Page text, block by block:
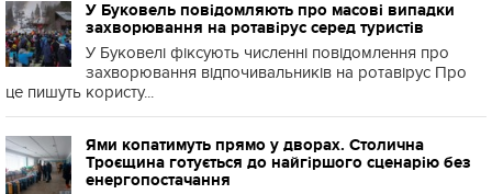
У Буковель повідомляють про масові випадки
захворювання на ротавірус серед туристів
У Буковелі фіксують численні повідомлення про
захворювання відпочивальників на ротавірус Про
це пишуть користу...
Ями копатимуть прямо у дворах. Столична
Троєщина готується до найгіршого сценарію без
енергопостачання